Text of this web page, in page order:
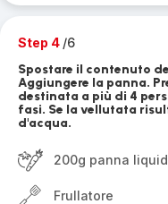
Step 4 /6
Spostare il contenuto
Aggiungere la panna.
destinata a più di 4
fasi. Se la vellutata
d'acqua.
200g panna
Frullatore